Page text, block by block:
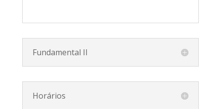
Fundamental II
Horários